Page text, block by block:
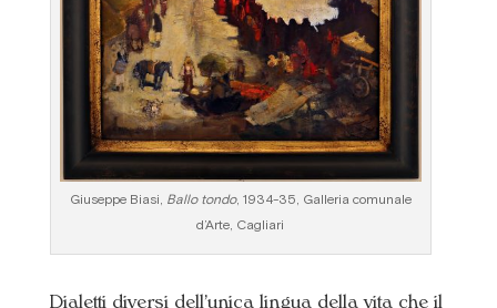
Giuseppe Biasi, Ballo tondo, 1934-35, Galleria comunale
d’Arte, Cagliari
Dialetti diversi dell’unica lingua della vita che il